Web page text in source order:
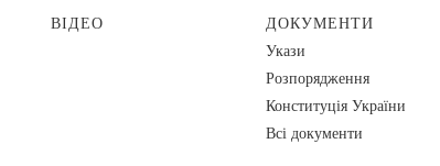
ВІДЕО
ДОКУМЕНТИ
Укази
Розпорядження
Конституція України
Всі документи